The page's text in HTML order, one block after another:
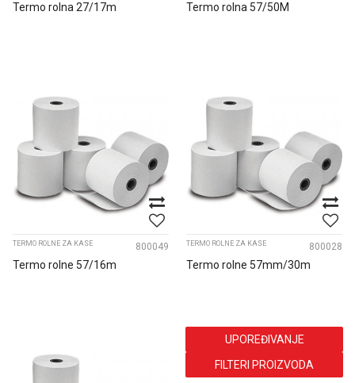
Termo rolna 27/17m Termo rolna 57/50M
TERMO ROLNE ZA KASE 800049
Termo rolne 57/16m
TERMO ROLNE ZA KASE 800028
Termo rolne 57mm/30m
UPOREĐIVANJE
FILTERI PROIZVODA